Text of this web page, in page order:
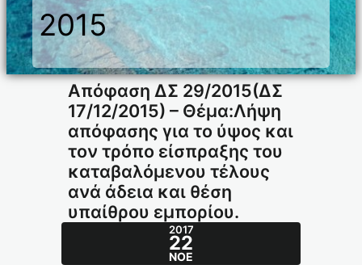
2015
Απόφαση ΔΣ 29/2015(ΔΣ
17/12/2015) – Θέμα:Λήψη
απόφασης για το ύψος και
τον τρόπο είσπραξης του
καταβαλόμενου τέλους
ανά άδεια και θέση
υπαίθρου εμπορίου.
2017
22
ΝΟΈ